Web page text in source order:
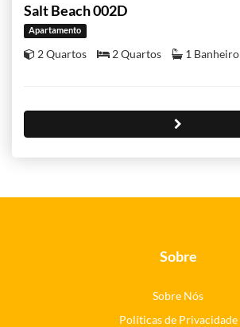
Salt Beach 002D
Apartamento
2 Quartos 2 Quartos 1 Banheiro
Sobre
Sobre Nós
Políticas de Privacidade